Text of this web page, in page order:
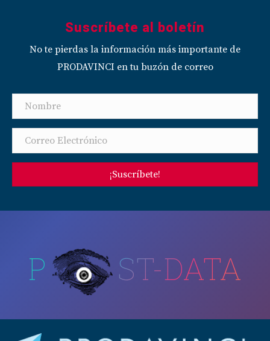
Suscríbete al boletín
No te pierdas la información más importante de
PRODAVINCI en tu buzón de correo
¡Suscríbete!
P ST-DATA